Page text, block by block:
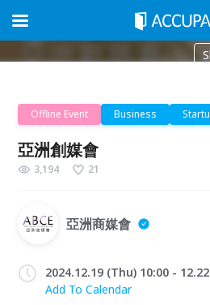
Offline Event Business
亞洲創媒會
3,194 21
亞洲商媒會
2024.12.19 (Thu) 10:00 -
Add To Calendar